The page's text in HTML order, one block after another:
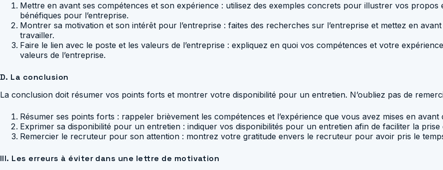
Mettre en avant ses compétences et son expérience : utilisez des exemples concrets pour illustrer vos
bénéfiques pour l’entreprise.
Montrer sa motivation et son intérêt pour l’entreprise : faites des recherches sur l’entreprise et mettez en
travailler.
Faire le lien avec le poste et les valeurs de l’entreprise : expliquez en quoi vos compétences et votre
valeurs de l’entreprise.
D. La conclusion
La conclusion doit résumer vos points forts et montrer votre disponibilité pour un entretien. N’oubliez pas de
Résumer ses points forts : rappeler brièvement les compétences et l’expérience que vous avez mises en
Exprimer sa disponibilité pour un entretien : indiquer vos disponibilités pour un entretien afin de faciliter la
Remercier le recruteur pour son attention : montrez votre gratitude envers le recruteur pour avoir pris le
III. Les erreurs à éviter dans une lettre de motivation